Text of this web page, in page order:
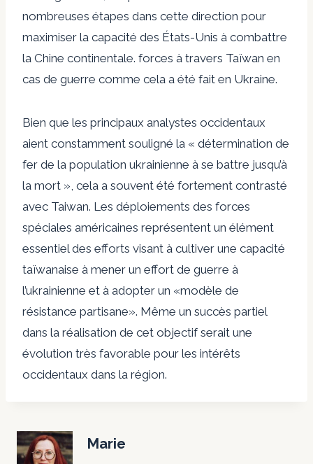
nombreuses étapes dans cette direction pour
maximiser la capacité des États-Unis à combattre
la Chine continentale. forces à travers Taïwan en
cas de guerre comme cela a été fait en Ukraine.
Bien que les principaux analystes occidentaux
aient constamment souligné la « détermination de
fer de la population ukrainienne à se battre jusqu’à
la mort », cela a souvent été fortement contrasté
avec Taiwan. Les déploiements des forces
spéciales américaines représentent un élément
essentiel des efforts visant à cultiver une capacité
taïwanaise à mener un effort de guerre à
l’ukrainienne et à adopter un «modèle de
résistance partisane». Même un succès partiel
dans la réalisation de cet objectif serait une
évolution très favorable pour les intérêts
occidentaux dans la région.
Marie